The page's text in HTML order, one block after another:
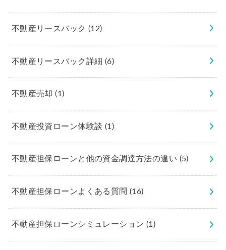
不動産リースバック (12)
不動産リースバック詳細 (6)
不動産売却(1)
不動産投資ローン体験談 (1)
不動産担保ローンと他の資金調達方法の違い (5)
不動産担保ローンよくある質問(16)
不動産担保ローンシミュレーション (1)